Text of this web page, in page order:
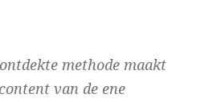
methode maakt
van de ene